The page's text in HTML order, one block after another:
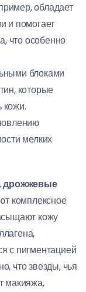
обладает
и помогает
что особенно
блоками
которые
кожи.
мелких
дрожжевые
комплексное
кожу
с пигментацией
что звезды, чья
макияжа,